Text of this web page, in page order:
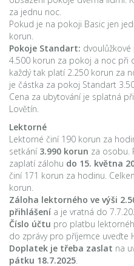
za jednu noc.
Pokud je na pokoji Basic jen
korun.
Pokoje Standart:
4.500 korun za pokoj a noc při
každý tak platí 2.250 korun za
je částka za pokoj Standart
Cena za ubytování je splatná
Lovětín.
Lektorné
Lektorné činí 190 korun za
setkání 3.990 korun za osobu.
zaplatí zálohu do 15. května
činí 171 korun za hodinu.
korun.
Záloha lektorného ve výši
přihlášení a je vratná do
Číslo účtu pro platbu
do zprávy pro příjemce uveďte
Doplatek je třeba zaslat na
pátku 18.7.2025.